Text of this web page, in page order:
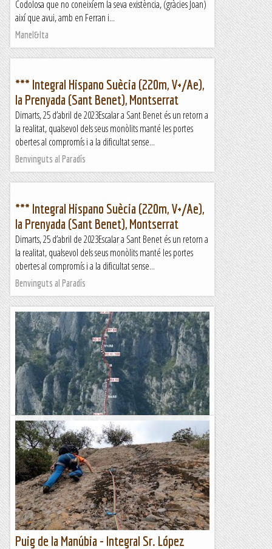
Codolosa que no coneixíem la seva existència, (gràcies Joan)
així que avui, amb en Ferran i...
Manel&Ita
*** Integral Hispano Suècia (220m, V+/Ae),
la Prenyada (Sant Benet), Montserrat
Dimarts, 25 d’abril de 2023Escalar a Sant Benet és un retorn a
la realitat, qualsevol dels seus monòlits manté les portes
obertes al compromís i a la dificultat sense...
Benvinguts al Paradís
*** Integral Hispano Suècia (220m, V+/Ae),
la Prenyada (Sant Benet), Montserrat
Dimarts, 25 d’abril de 2023Escalar a Sant Benet és un retorn a
la realitat, qualsevol dels seus monòlits manté les portes
obertes al compromís i a la dificultat sense...
Benvinguts al Paradís
Visita a eguino, via integral xavier
DIMECRES, 12 DE JULIOL Segon dia de la nostra estada per
aquestes terres. Ara cal escollir una nova zona a tastar i
proposo al Lluis anar a Eguino. Aquesta escola no...
Els Visas
Puig de la Manúbia - Integral Sr. López